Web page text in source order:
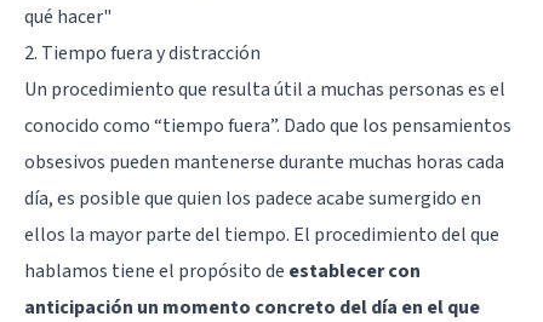
qué hacer"
2. Tiempo fuera y distracción
Un procedimiento que resulta útil a muchas personas es el
conocido como “tiempo fuera”. Dado que los pensamientos
obsesivos pueden mantenerse durante muchas horas cada
día, es posible que quien los padece acabe sumergido en
ellos la mayor parte del tiempo. El procedimiento del que
hablamos tiene el propósito de establecer con
anticipación un momento concreto del día en el que